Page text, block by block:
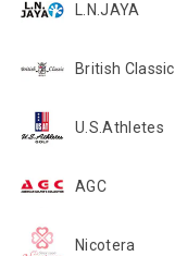
L.N.JAYA
British Classic
U.S.Athletes
AGC
Nicotera